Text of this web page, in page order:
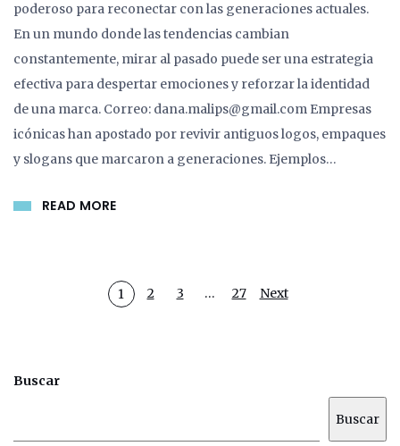
poderoso para reconectar con las generaciones actuales.
En un mundo donde las tendencias cambian
constantemente, mirar al pasado puede ser una estrategia
efectiva para despertar emociones y reforzar la identidad
de una marca. Correo: dana.malips@gmail.com Empresas
icónicas han apostado por revivir antiguos logos, empaques
y slogans que marcaron a generaciones. Ejemplos…
READ MORE
1 2 3 … 27 Next
Buscar
Buscar